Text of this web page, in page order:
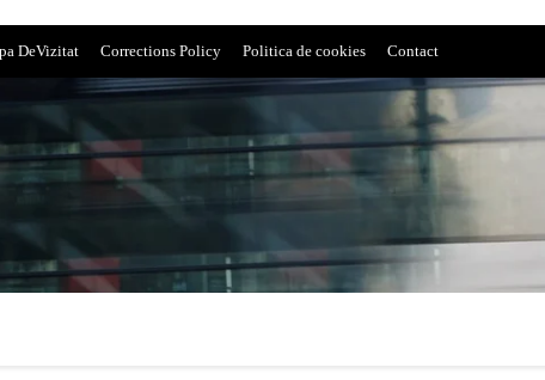
DeVizitat Corrections Policy Politica de cookies Contact